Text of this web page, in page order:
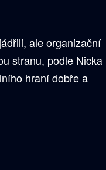
ale organizační
stranu, podle Nicka
hraní dobře a